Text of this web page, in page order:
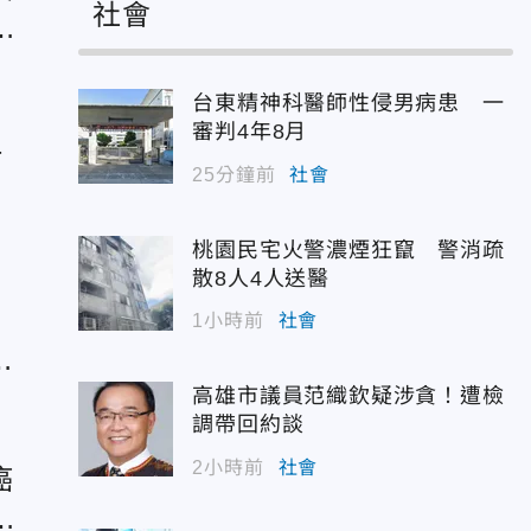
社會
台東精神科醫師性侵男病患 一
審判4年8月
25分鐘前 社會
桃園民宅火警濃煙狂竄 警消疏
散8人4人送醫
1小時前 社會
高雄市議員范織欽疑涉貪！遭檢
調帶回約談
2小時前 社會